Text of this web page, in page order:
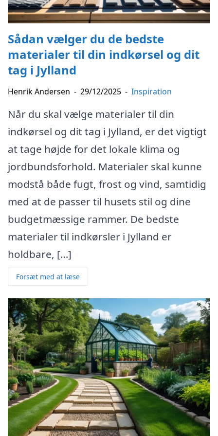
Sådan vælger du de bedste
materialer til din indkørsel og dit
tag i Jylland
Henrik Andersen - 29/12/2025 - Inspiration
Når du skal vælge materialer til din
indkørsel og dit tag i Jylland, er det vigtigt
at tage højde for det lokale klima og
jordbundsforhold. Materialer skal kunne
modstå både fugt, frost og vind, samtidig
med at de passer til husets stil og dine
budgetmæssige rammer. De bedste
materialer til indkørsler i Jylland er
holdbare, […]
Forsæt med at læse